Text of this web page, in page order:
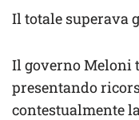
Il totale superava
Il governo Meloni
presentando
contestualmente